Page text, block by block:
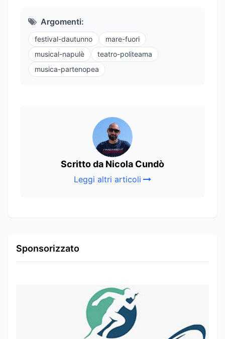
Argomenti:
festival-dautunno
mare-fuori
musical-napulè
teatro-politeama
musica-partenopea
Scritto da Nicola Cundò
Leggi altri articoli
Sponsorizzato